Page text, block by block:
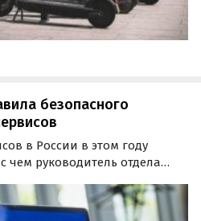
безопасного
в России в этом году
чем руководитель отдела
в разговоре с
о правилах